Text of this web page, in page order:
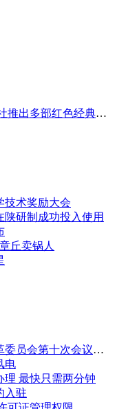
献礼建军90周年—— 陕西省出版社推出多部红色经典图书
技术奖励大会
研制成功投入使用
丘卖锅人
习近平主持召开中央全面深化改革委员会第十次会议强调 加强改革系统集成协同高效 推动各方面制度更加成熟更加定型 李克强王沪宁韩正出席
电
理 最快只需两分钟
入驻